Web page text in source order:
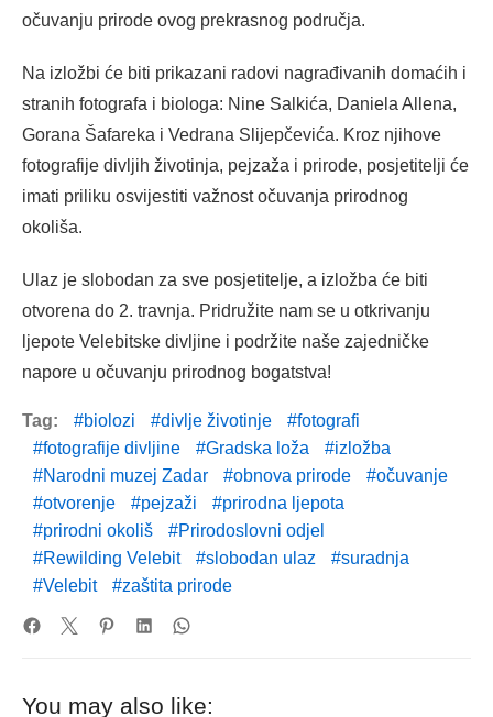
očuvanju prirode ovog prekrasnog područja.
Na izložbi će biti prikazani radovi nagrađivanih domaćih i
stranih fotografa i biologa: Nine Salkića, Daniela Allena,
Gorana Šafareka i Vedrana Slijepčevića. Kroz njihove
fotografije divljih životinja, pejzaža i prirode, posjetitelji će
imati priliku osvijestiti važnost očuvanja prirodnog
okoliša.
Ulaz je slobodan za sve posjetitelje, a izložba će biti
otvorena do 2. travnja. Pridružite nam se u otkrivanju
ljepote Velebitske divljine i podržite naše zajedničke
napore u očuvanju prirodnog bogatstva!
Tag: biolozi divlje životinje
fotografi
fotografije divljine
Gradska loža
izložba
Narodni muzej Zadar
obnova prirode
očuvanje
otvorenje
pejzaži
prirodna ljepota
prirodni okoliš
Prirodoslovni odjel
Rewilding Velebit
slobodan ulaz
suradnja
Velebit
zaštita prirode
You may also like: